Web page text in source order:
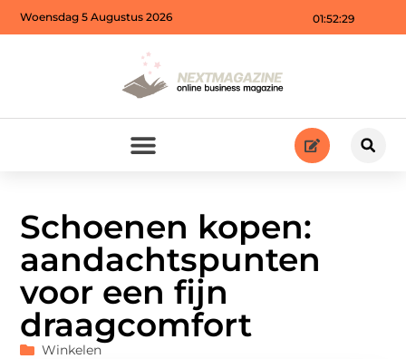
01:52:31
Woensdag 5 Augustus 2026
Schoenen kopen:
aandachtspunten
voor een fijn
draagcomfort
Winkelen